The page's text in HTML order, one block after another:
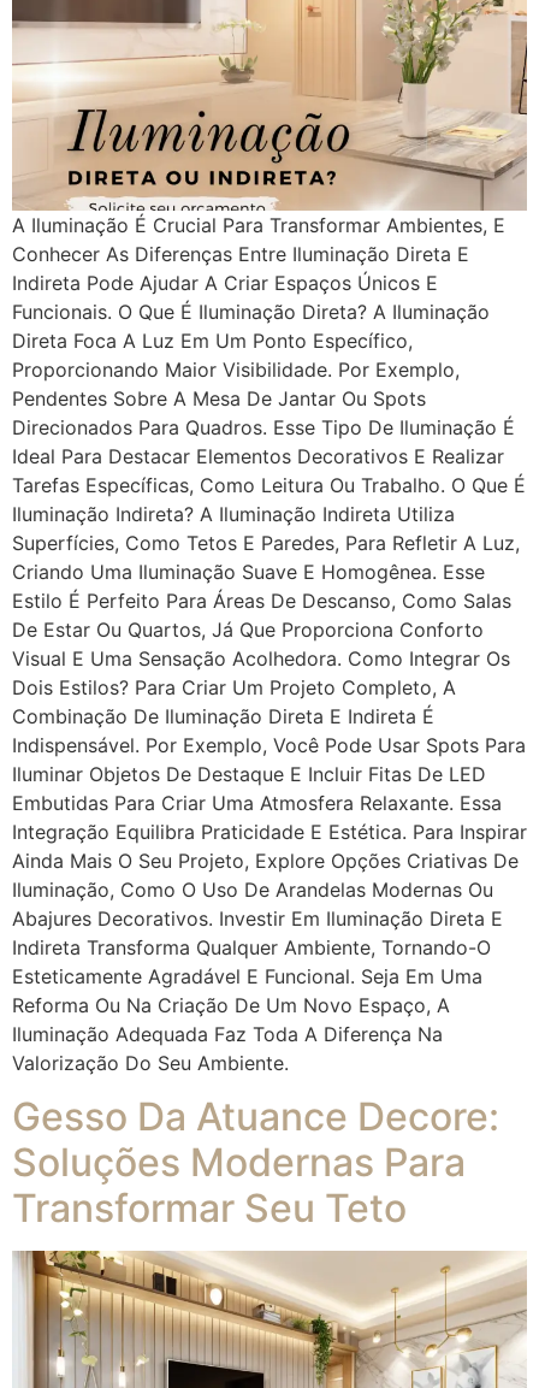
A Iluminação É Crucial Para Transformar Ambientes, E
Conhecer As Diferenças Entre Iluminação Direta E
Indireta Pode Ajudar A Criar Espaços Únicos E
Funcionais. O Que É Iluminação Direta? A Iluminação
Direta Foca A Luz Em Um Ponto Específico,
Proporcionando Maior Visibilidade. Por Exemplo,
Pendentes Sobre A Mesa De Jantar Ou Spots
Direcionados Para Quadros. Esse Tipo De Iluminação É
Ideal Para Destacar Elementos Decorativos E Realizar
Tarefas Específicas, Como Leitura Ou Trabalho. O Que É
Iluminação Indireta? A Iluminação Indireta Utiliza
Superfícies, Como Tetos E Paredes, Para Refletir A Luz,
Criando Uma Iluminação Suave E Homogênea. Esse
Estilo É Perfeito Para Áreas De Descanso, Como Salas
De Estar Ou Quartos, Já Que Proporciona Conforto
Visual E Uma Sensação Acolhedora. Como Integrar Os
Dois Estilos? Para Criar Um Projeto Completo, A
Combinação De Iluminação Direta E Indireta É
Indispensável. Por Exemplo, Você Pode Usar Spots Para
Iluminar Objetos De Destaque E Incluir Fitas De LED
Embutidas Para Criar Uma Atmosfera Relaxante. Essa
Integração Equilibra Praticidade E Estética. Para Inspirar
Ainda Mais O Seu Projeto, Explore Opções Criativas De
Iluminação, Como O Uso De Arandelas Modernas Ou
Abajures Decorativos. Investir Em Iluminação Direta E
Indireta Transforma Qualquer Ambiente, Tornando-O
Esteticamente Agradável E Funcional. Seja Em Uma
Reforma Ou Na Criação De Um Novo Espaço, A
Iluminação Adequada Faz Toda A Diferença Na
Valorização Do Seu Ambiente.
Gesso Da Atuance Decore:
Soluções Modernas Para
Transformar Seu Teto